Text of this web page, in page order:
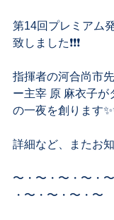
第14回プレミアム
致しました❗️❗️❗️
指揮者の河合尚市
ー主宰 原 麻衣子が
の一夜を創ります
詳細など、またお
〜・〜・〜・〜・
・〜・〜・〜・〜